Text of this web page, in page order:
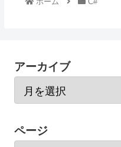
アーカイブ
ページ